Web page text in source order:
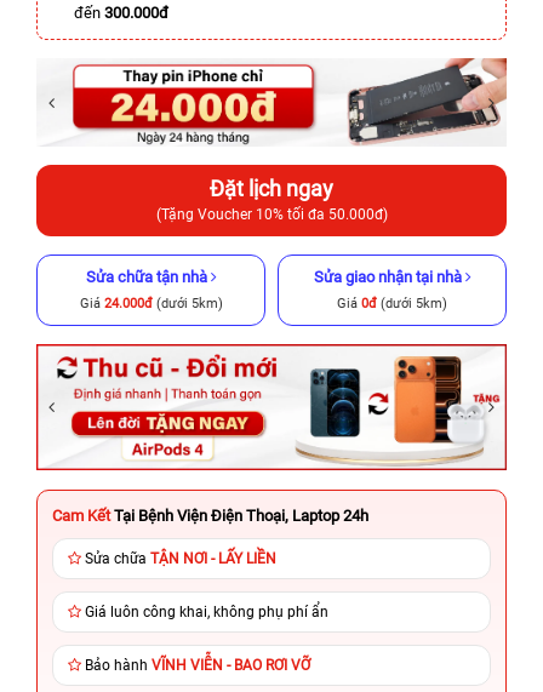
đến 300.000đ
Đặt lịch ngay
(Tặng Voucher 10% tối đa 50.000đ)
Sửa chữa tận nhà
Giá 24.000đ(dưới 5km)
Sửa giao nhận tại nhà
Giá 0đ (dưới 5km)
Cam Kết Tại Bệnh Viện Điện Thoại, Laptop 24h
Sửa chữa TẬN NƠI - LẤY LIỀN
Giá luôn công khai, không phụ phí ẩn
Bảo hành VĨNH VIỄN - BAO RƠI VỠ